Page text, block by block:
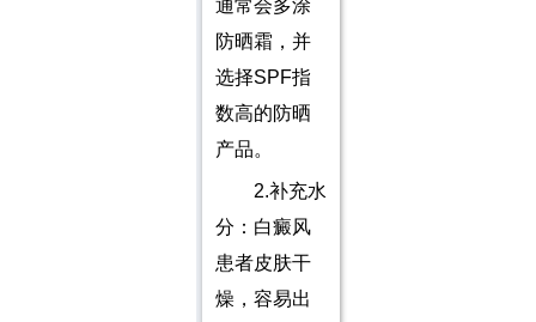
通常会多涂
防晒霜，并
选择SPF指
数高的防晒
产品。
2.补充水
分：白癜风
患者皮肤干
燥，容易出